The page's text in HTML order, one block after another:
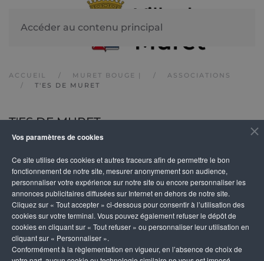
Vos paramètres de cookies
Ce site utilise des cookies et autres traceurs afin de permettre le bon
fonctionnement de notre site, mesurer anonymement son audience,
personnaliser votre expérience sur notre site ou encore personnaliser les
annonces publicitaires diffusées sur Internet en dehors de notre site.
Cliquez sur « Tout accepter » ci-dessous pour consentir à l’utilisation des
cookies sur votre terminal. Vous pouvez également refuser le dépôt de
cookies en cliquant sur « Tout refuser » ou personnaliser leur utilisation en
cliquant sur « Personnaliser ».
Conformément à la règlementation en vigueur, en l’absence de choix de
Accéder au contenu principal
ACCUEIL MURET BOUGE |
ASSOCIATIONS
T'ES DE MURET
T'ES DE MURET
DESCRIPTION
L'association est directement liée au groupe
T'es de muret et de son agglo.
Nous avons pour but d'organiser des événements
caritatifs pour aider les associations de